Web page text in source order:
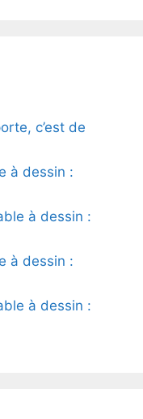
c’est de
à dessin :
à dessin :
à dessin :
à dessin :